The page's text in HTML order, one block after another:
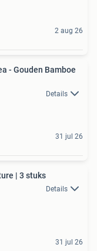
2 aug 26
- Gouden Bamboe
Details
31 jul 26
| 3 stuks
Details
31 jul 26